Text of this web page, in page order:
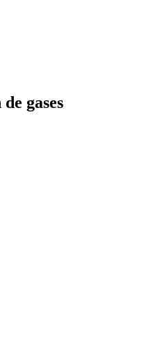
gases